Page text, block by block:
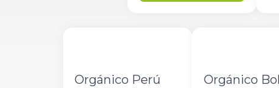
Orgánico Perú Orgánico